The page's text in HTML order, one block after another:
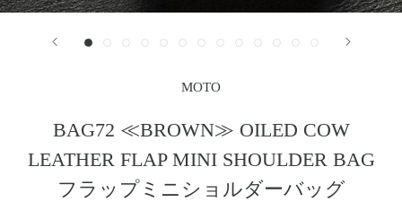
バングル ・ブレスレット
ウォレットチェーン
News
MOTO
BAG72 ≪BROWN≫ OILED COW
LEATHER FLAP MINI SHOULDER BAG
フラップミニショルダーバッグ